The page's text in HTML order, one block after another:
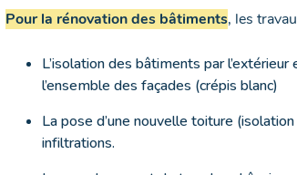
Pour la rénovation des bâtiments, les
L’isolation des bâtiments par
l’ensemble des façades (crépis blanc)
La pose d’une nouvelle toiture
infiltrations.